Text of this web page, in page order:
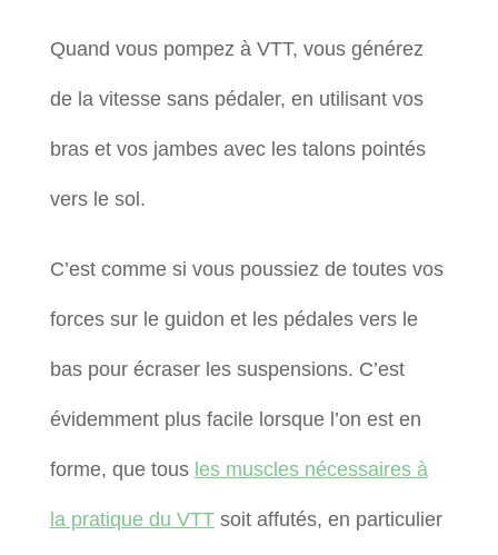
Quand vous pompez à VTT, vous générez
de la vitesse sans pédaler, en utilisant vos
bras et vos jambes avec les talons pointés
vers le sol.
C’est comme si vous poussiez de toutes vos
forces sur le guidon et les pédales vers le
bas pour écraser les suspensions. C’est
évidemment plus facile lorsque l’on est en
forme, que tous les muscles nécessaires à
la pratique du VTTsoit affutés, en particulier